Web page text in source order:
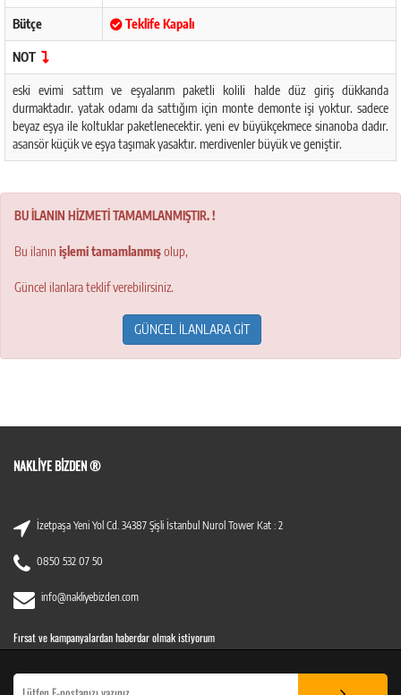
Bütçe Teklife Kapalı
NOT
eski evimi sattım ve eşyalarım paketli kolili halde düz giriş dükkanda
durmaktadır. yatak odamı da sattığım için monte demonte işi yoktur. sadece
beyaz eşya ile koltuklar paketlenecektir. yeni ev büyükçekmece sinanoba dadır.
asansör küçük ve eşya taşımak yasaktır. merdivenler büyük ve geniştir.
BU İLANIN HİZMETİ TAMAMLANMIŞTIR. !
Bu ilanın işlemi tamamlanmışolup,
Güncel ilanlara teklif verebilirsiniz.
GÜNCEL İLANLARA GİT
NAKLIYE BIZDEN ®
İzetpaşa Yeni Yol Cd. 34387 Şişli İstanbul Nurol Tower Kat : 2
0850 532 07 50
info@nakliyebizden.com
Fırsat ve kampanyalardan haberdar olmak istiyorum